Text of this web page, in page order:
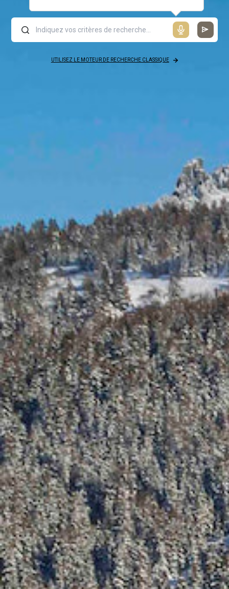
UTILISEZ LE MOTEUR DE RECHERCHE CLASSIQUE